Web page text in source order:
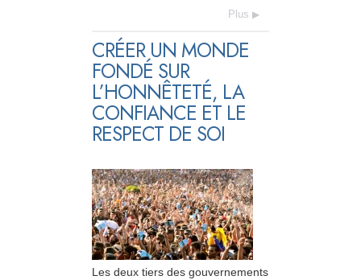
Plus
CRÉER UN MONDE
FONDÉ SUR
L’HONNÊTETÉ, LA
CONFIANCE ET LE
RESPECT DE SOI
Les deux tiers des gouvernements